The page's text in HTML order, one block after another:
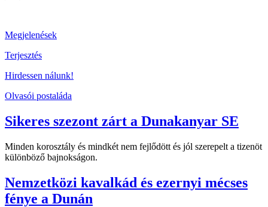
Megjelenések
Terjesztés
Hirdessen nálunk!
Olvasói postaláda
Sikeres szezont zárt a Dunakanyar SE
Minden korosztály és mindkét nem fejlődött és jól szerepelt a tizenöt
különböző bajnokságon.
Nemzetközi kavalkád és ezernyi mécses
fénye a Dunán